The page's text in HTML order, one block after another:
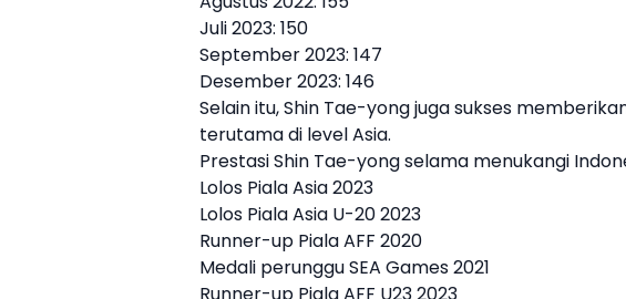
Juli 2023: 150
September 2023: 147
Desember 2023: 146
Selain itu,Shin Tae-yongjuga sukses
terutama di level Asia.
PrestasiShin Tae-yongselama menukangi
Lolos Piala Asia 2023
Lolos Piala Asia U-20 2023
Runner-up Piala AFF 2020
Medali perunggu SEA Games 2021